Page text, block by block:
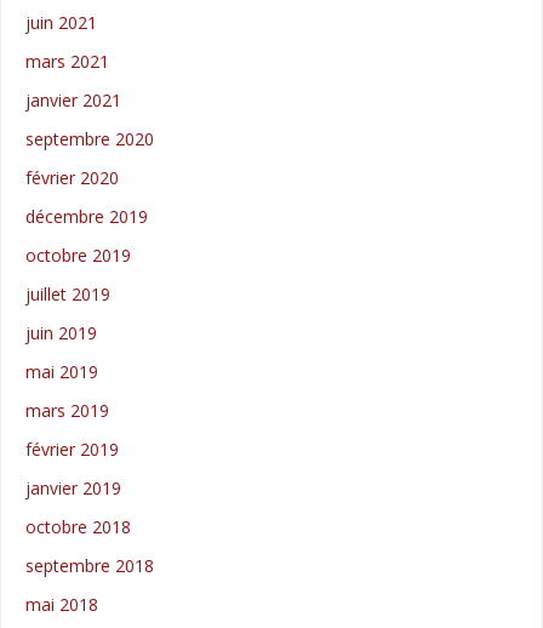
juin 2021
mars 2021
janvier 2021
septembre 2020
février 2020
décembre 2019
octobre 2019
juillet 2019
juin 2019
mai 2019
mars 2019
février 2019
janvier 2019
octobre 2018
septembre 2018
mai 2018